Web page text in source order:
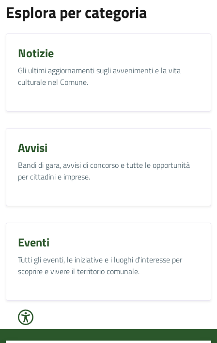
Esplora per categoria
Notizie
Gli ultimi aggiornamenti sugli avvenimenti e la vita
culturale nel Comune.
Avvisi
Bandi di gara, avvisi di concorso e tutte le opportunità
per cittadini e imprese.
Eventi
Tutti gli eventi, le iniziative e i luoghi d'interesse per
scoprire e vivere il territorio comunale.